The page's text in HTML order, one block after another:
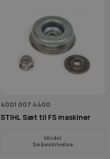
4001 007 4400
STIHL Sæt til FS maskiner
Model
Se beskrivelse